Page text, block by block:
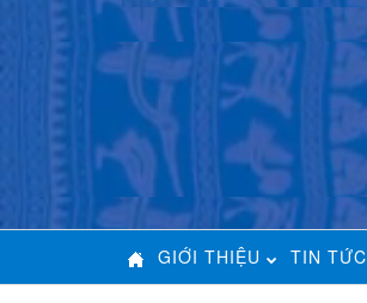
GIỚI THIỆU TIN TỨC